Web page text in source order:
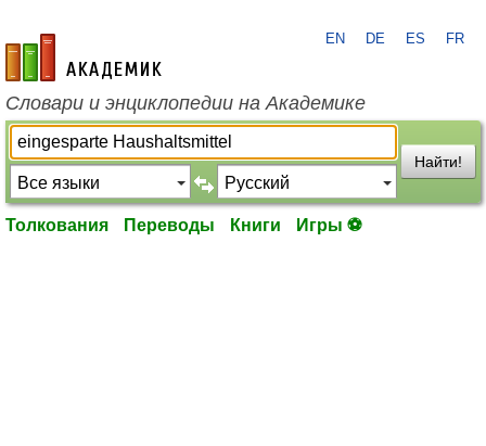
academic.ru
EN DE ES FR
Словари и энциклопедии на Академике
Найти!
Толкования Переводы Книги Игры ⚽